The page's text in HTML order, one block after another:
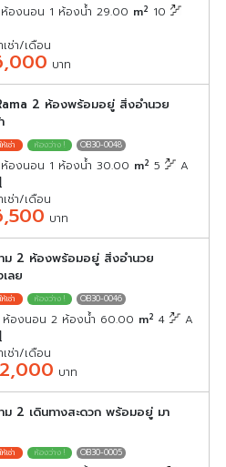
ห้องนอน 1 ห้องน้ำ 29.00 m2 10
เช่า/เดือน
บาท
2 ห้องพร้อมอยู่ สิ่งอำนวย
OB30-0048
ห้องนอน 1 ห้องน้ำ 30.00 m2 5 A
เช่า/เดือน
บาท
ม 2 ห้องพร้อมอยู่ สิ่งอำนวย
ลย
OB30-0046
ห้องนอน 2 ห้องน้ำ 60.00 m2 4 A
เช่า/เดือน
บาท
ม 2 เดินทางสะดวก พร้อมอยู่ มา
OB30-0005